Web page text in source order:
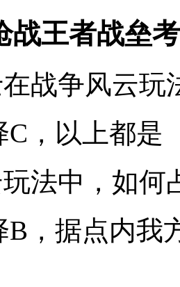
战王者战垒
战争风云玩
，以上都是
法中，如何
B，据点内我